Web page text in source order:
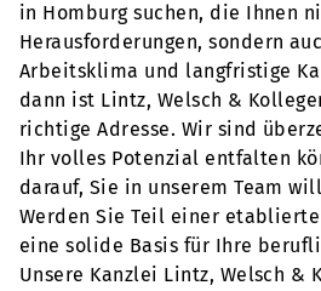
in Homburg suchen, die Ihnen
Herausforderungen, sondern
Arbeitsklima und langfristige
dann ist Lintz, Welsch &
richtige Adresse. Wir sind
Ihr volles Potenzial entfalten
darauf, Sie in unserem Team
Werden Sie Teil einer
eine solide Basis für Ihre
Unsere Kanzlei Lintz, Welsch &